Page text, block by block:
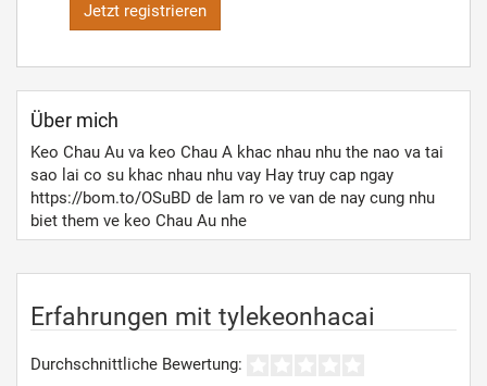
Jetzt registrieren
Über mich
Keo Chau Au va keo Chau A khac nhau nhu the nao va tai
sao lai co su khac nhau nhu vay Hay truy cap ngay
https://bom.to/OSuBD de lam ro ve van de nay cung nhu
biet them ve keo Chau Au nhe
Erfahrungen mit tylekeonhacai
Durchschnittliche Bewertung: